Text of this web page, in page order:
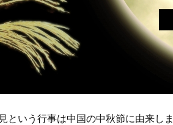
という行事は中国の中秋節に由来しま